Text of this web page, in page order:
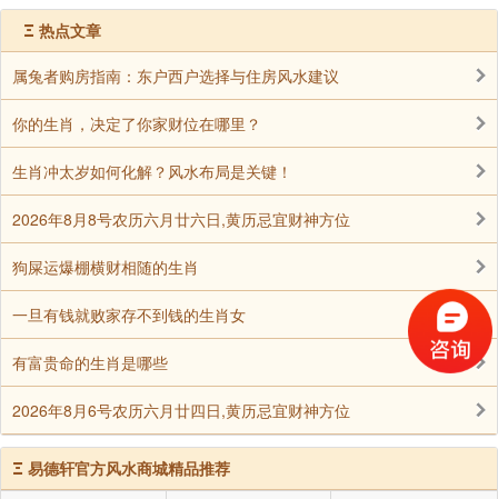
Ξ 热点文章
属兔者购房指南：东户西户选择与住房风水建议
你的生肖，决定了你家财位在哪里？
生肖冲太岁如何化解？风水布局是关键！
2026年8月8号农历六月廿六日,黄历忌宜财神方位
狗屎运爆棚横财相随的生肖
一旦有钱就败家存不到钱的生肖女
有富贵命的生肖是哪些
2026年8月6号农历六月廿四日,黄历忌宜财神方位
Ξ 易德轩官方风水商城精品推荐